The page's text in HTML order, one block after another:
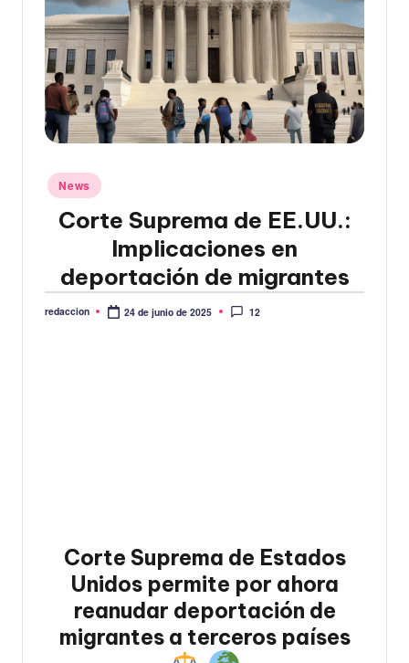
Publicado
en
News
Corte Suprema de EE.UU.:
Implicaciones en
deportación de migrantes
Publicado
redaccion 24 de junio de 2025 12
Corte Suprema de Estados
Unidos permite por ahora
reanudar deportación de
migrantes a terceros países